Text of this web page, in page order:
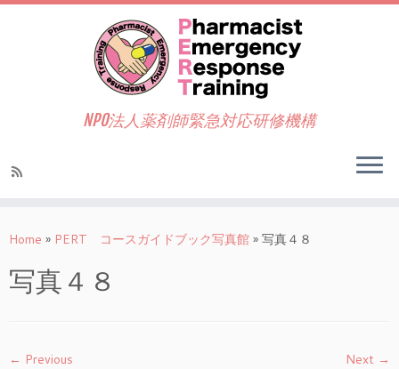
NPO法人薬剤師緊急対応研修機構
Home » PERT コースガイドブック写真館 » 写真４８
写真４８
← Previous Next →